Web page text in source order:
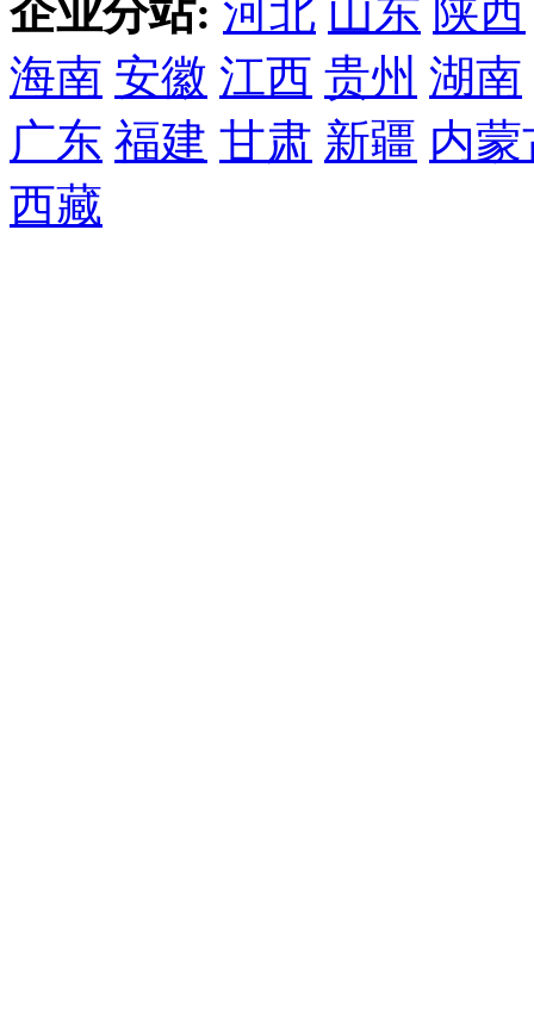
企业分站: 河北 山东 陕西
海南 安徽 江西 贵州 湖南
广东 福建 甘肃 新疆 内蒙
西藏